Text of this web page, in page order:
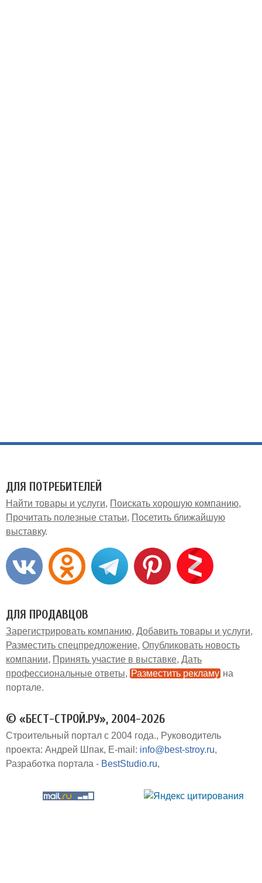
ДЛЯ ПОТРЕБИТЕЛЕЙ
Найти товары и услуги
Поискать хорошую компанию
Прочитать полезные статьи
Посетить ближайшую
выставку
ДЛЯ ПРОДАВЦОВ
Зарегистрировать компанию Добавить товары и услуги
Разместить спецпредложение Опубликовать новость
компании
Принять участие в выставке Дать
профессиональные ответы
Разместить рекламу на
портале
© «БЕСТ-СТРОЙ.РУ», 2004-2026
Строительный портал с 2004 года.
Руководитель
проекта: Андрей Шпак E-mail: info@best-stroy.ru
Разработка портала - BestStudio.ru